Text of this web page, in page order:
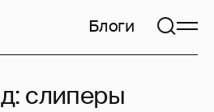
Блоги
слиперы